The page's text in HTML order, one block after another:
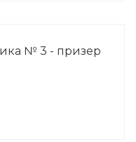
№ 3 - призер